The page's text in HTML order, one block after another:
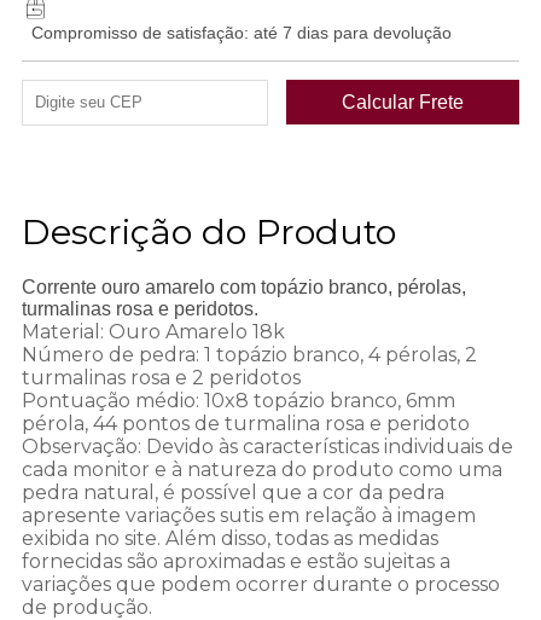
Compromisso de satisfação: até 7 dias para devolução
Descrição do Produto
Corrente ouro amarelo com topázio branco, pérolas,
turmalinas rosa e peridotos.
Material: Ouro Amarelo 18k
Número de pedra: 1 topázio branco, 4 pérolas, 2
turmalinas rosa e 2 peridotos
Pontuação médio: 10x8 topázio branco, 6mm
pérola, 44 pontos de turmalina rosa e peridoto
Observação: Devido às características individuais de
cada monitor e à natureza do produto como uma
pedra natural, é possível que a cor da pedra
apresente variações sutis em relação à imagem
exibida no site. Além disso, todas as medidas
fornecidas são aproximadas e estão sujeitas a
variações que podem ocorrer durante o processo
de produção.